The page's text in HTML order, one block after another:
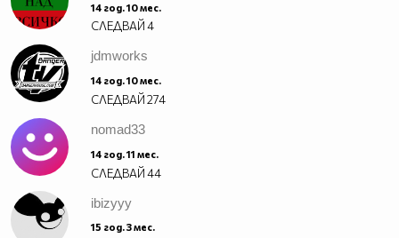
14 год. 10 мес.
СЛЕДВАЙ4
jdmworks
14 год. 10 мес.
СЛЕДВАЙ274
nomad33
14 год. 11 мес.
СЛЕДВАЙ44
ibizyyy
15 год. 3 мес.